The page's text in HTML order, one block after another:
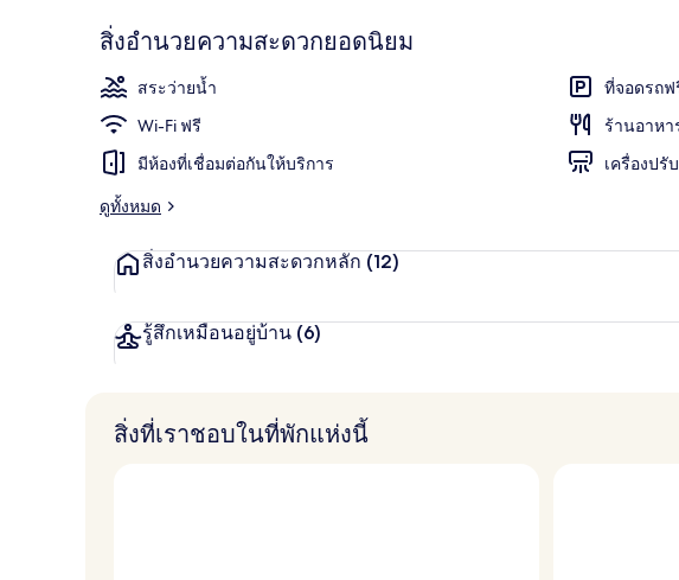
เด
สติ
เนชั่น
สิ่งอำนวยความสะดวกยอดนิยม
สระว่ายน้ำ
ที่จอดรถฟ
Wi-Fi ฟรี
ร้านอาหา
มีห้องที่เชื่อมต่อกันให้บริการ
เครื่องปรั
ดูทั้งหมด
สิ่งอำนวยความสะดวกหลัก (12)
รู้สึกเหมือนอยู่บ้าน (6)
สิ่งที่เราชอบในที่พักแห่งนี้